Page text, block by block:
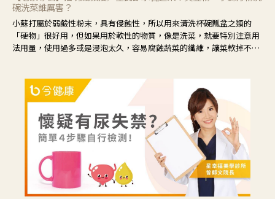
碗洗菜誰厲害？
小蘇打屬於弱鹼性粉末，具有侵蝕性，所以用來清洗杯碗瓢盆之類的
「硬物」很好用，但如果用於軟性的物質，像是洗菜，就要特別注意用
法用量，使用過多或是浸泡太久，容易腐蝕蔬菜的纖維，讓菜軟掉不清